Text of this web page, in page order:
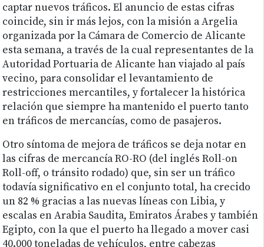
captar nuevos tráficos. El anuncio de estas cifras
coincide, sin ir más lejos, con la misión a Argelia
organizada por la Cámara de Comercio de Alicante
esta semana, a través de la cual representantes de la
Autoridad Portuaria de Alicante han viajado al país
vecino, para consolidar el levantamiento de
restricciones mercantiles, y fortalecer la histórica
relación que siempre ha mantenido el puerto tanto
en tráficos de mercancías, como de pasajeros.
Otro síntoma de mejora de tráficos se deja notar en
las cifras de mercancía RO-RO (del inglés Roll-on
Roll-off, o tránsito rodado) que, sin ser un tráfico
todavía significativo en el conjunto total, ha crecido
un 82 % gracias a las nuevas líneas con Libia, y
escalas en Arabia Saudita, Emiratos Árabes y también
Egipto, con la que el puerto ha llegado a mover casi
40.000 toneladas de vehículos, entre cabezas